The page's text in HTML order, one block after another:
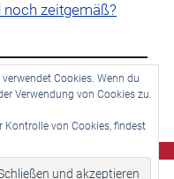
noch zeitgemäß?
Cookies. Wenn du
Verwendung von Cookies zu.
Kontrolle von Cookies, findest